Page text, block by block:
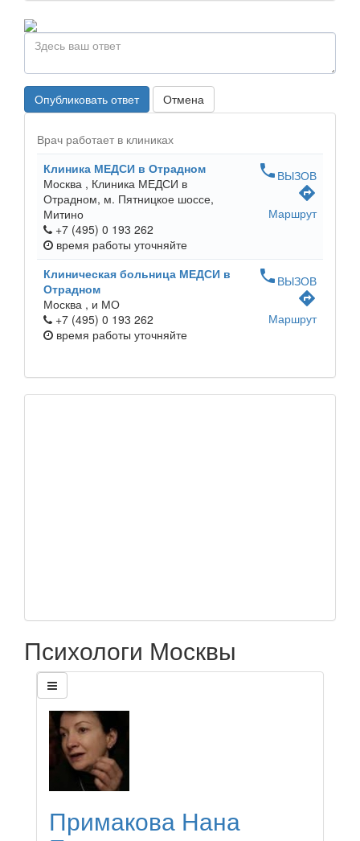
Опубликовать ответ Отмена
Врач работает в клиниках
Клиника МЕДСИ в Отрадном
Москва , Клиника МЕДСИ в
Отрадном, м. Пятницкое шоссе,
Митино
+7 (495) 0 193 262
время работы уточняйте
phone ВЫЗОВ
directions
Маршрут
Клиническая больница МЕДСИ в
Отрадном
Москва , и МО
+7 (495) 0 193 262
время работы уточняйте
phone ВЫЗОВ
directions
Маршрут
Психологи Москвы
Примакова Нана